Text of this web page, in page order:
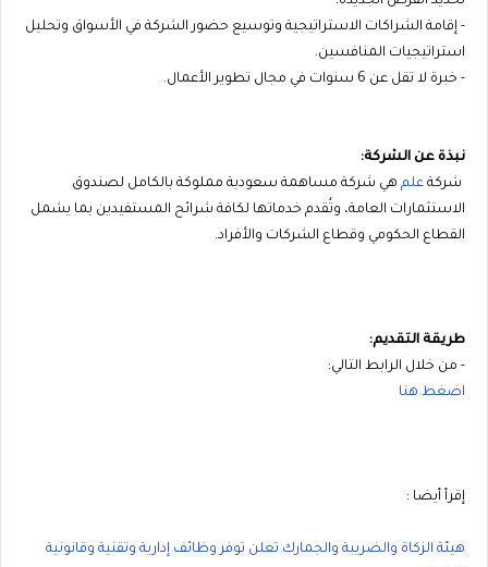
- إقامة الشراكات الاستراتيجية وتوسيع حضور الشركة في الأسواق وتحليل
استراتيجيات المنافسين.
- خبرة لا تقل عن 6 سنوات في مجال تطوير الأعمال.
نبذة عن الشركة:
شركة علم هي شركة مساهمة سعودية مملوكة بالكامل لصندوق
الاستثمارات العامة، وتُقدم خدماتها لكافة شرائح المستفيدين بما يشمل
القطاع الحكومي وقطاع الشركات والأفراد.
طريقة التقديم:
- من خلال الرابط التالي:
اضغط هنا
إقرأ أيضا :
هيئة الزكاة والضريبة والجمارك تعلن توفر وظائف إدارية وتقنية وقانونية